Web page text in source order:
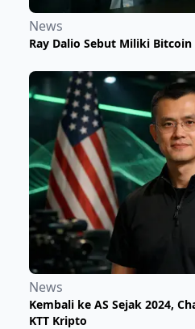
News
Ray Dalio Sebut Miliki
News
Kembali ke AS Sejak 2024,
KTT Kripto